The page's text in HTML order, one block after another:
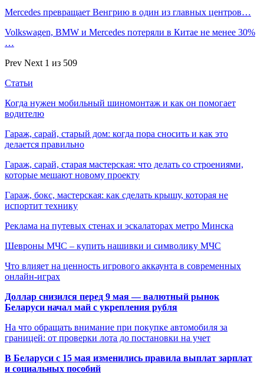
Mercedes превращает Венгрию в один из главных центров…
Volkswagen, BMW и Mercedes потеряли в Китае не менее 30%
…
Prev Next 1 из 509
Статьи
Когда нужен мобильный шиномонтаж и как он помогает
водителю
Гараж, сарай, старый дом: когда пора сносить и как это
делается правильно
Гараж, сарай, старая мастерская: что делать со строениями,
которые мешают новому проекту
Гараж, бокс, мастерская: как сделать крышу, которая не
испортит технику
Реклама на путевых стенах и эскалаторах метро Минска
Шевроны МЧС – купить нашивки и символику МЧС
Что влияет на ценность игрового аккаунта в современных
онлайн-играх
Доллар снизился перед 9 мая — валютный рынок
Беларуси начал май с укрепления рубля
На что обращать внимание при покупке автомобиля за
границей: от проверки лота до постановки на учет
В Беларуси с 15 мая изменились правила выплат зарплат
и социальных пособий